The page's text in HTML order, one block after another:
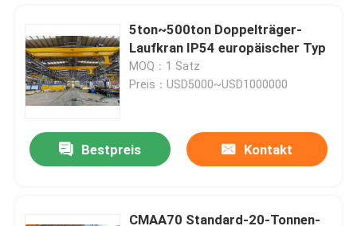
Produkte
Über uns
Fabrik Tour
5ton~500ton Doppelträger-
Laufkran IP54 europäischer Typ
MOQ：1 Satz
Preis：USD5000~USD1000000
Bestpreis Kontakt
CMAA70 Standard-20-Tonnen-